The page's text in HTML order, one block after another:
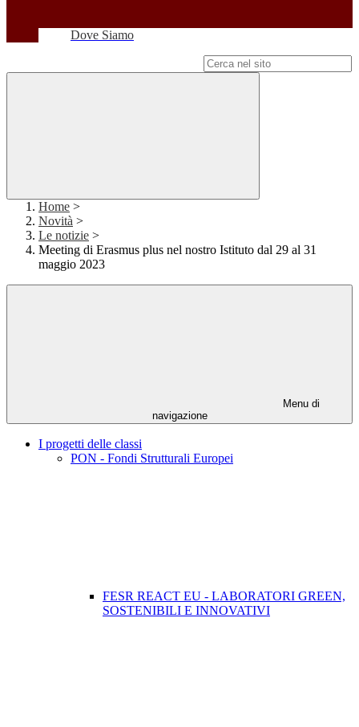
Dove Siamo
Home >
Novità >
Le notizie >
Meeting di Erasmus plus nel nostro Istituto dal 29 al 31
maggio 2023
Menu di
navigazione
I progetti delle classi
PON - Fondi Strutturali Europei
FESR REACT EU - LABORATORI GREEN,
SOSTENIBILI E INNOVATIVI